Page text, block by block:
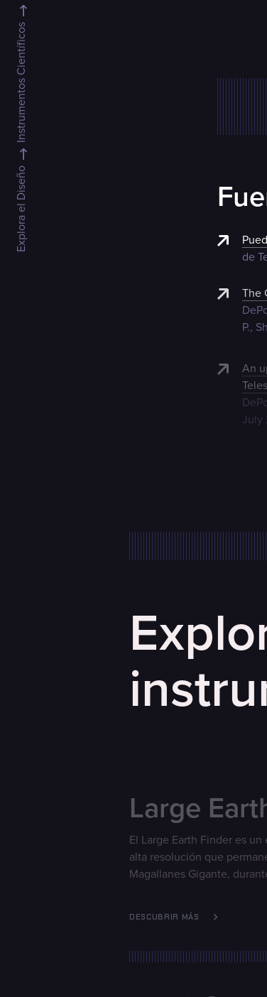
Explora el Diseño
Instrumentos Científicos
de
The
P.,
An
July
Large
El Large Earth Finder es
alta resolución que
Magallanes Gigante,
DESCUBRIR MÁS